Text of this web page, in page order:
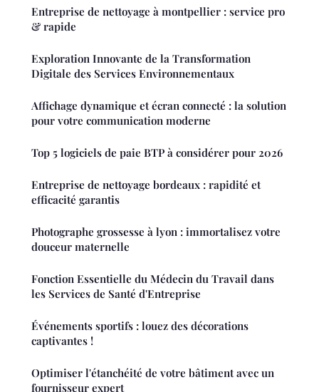
Entreprise de nettoyage à montpellier : service pro
& rapide
Exploration Innovante de la Transformation
Digitale des Services Environnementaux
Affichage dynamique et écran connecté : la solution
pour votre communication moderne
Top 5 logiciels de paie BTP à considérer pour 2026
Entreprise de nettoyage bordeaux : rapidité et
efficacité garantis
Photographe grossesse à lyon : immortalisez votre
douceur maternelle
Fonction Essentielle du Médecin du Travail dans
les Services de Santé d'Entreprise
Événements sportifs : louez des décorations
captivantes !
Optimiser l'étanchéité de votre bâtiment avec un
fournisseur expert